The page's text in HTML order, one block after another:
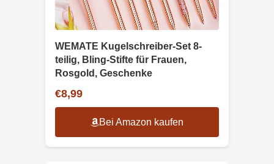
WEMATE Kugelschreiber-Set 8-
teilig, Bling-Stifte für Frauen,
Rosgold, Geschenke
€8,99
Bei Amazon kaufen